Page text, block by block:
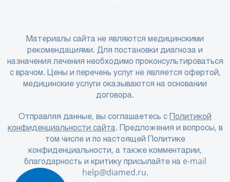
Материалы сайта не являются медицинскими
рекомендациями. Для постановки диагноза и
назначения лечения необходимо проконсультироваться
с врачом. Цены и перечень услуг не является офертой,
медицинские услуги оказываются на основании
договора.
Отправляя данные, вы соглашаетесь с Политикой
конфиденциальности сайта. Предложения и вопросы, в
том числе и по настоящей Политике
конфиденциальности, а также комментарии,
благодарность и критику присылайте на e-mail
help@diamed.ru.